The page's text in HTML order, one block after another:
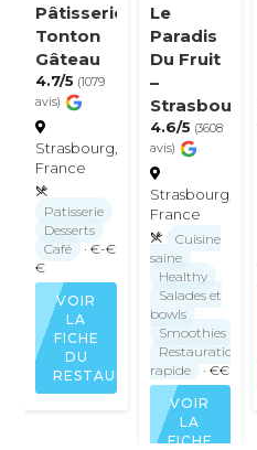
Pâtisserie
Tonton
Gâteau
4.7/5 (1079
avis)
Strasbourg,
France
Patisserie
Desserts
Café
· €-€
€
VOIR
LA
FICHE
DU
RESTAURANT
Le
Paradis
Du Fruit
–
Strasbourg
4.6/5 (3608
avis)
Strasbourg,
France
Cuisine
saine
Healthy
Salades et
bowls
Smoothies
Restauration
rapide
· €€
VOIR
LA
FICHE